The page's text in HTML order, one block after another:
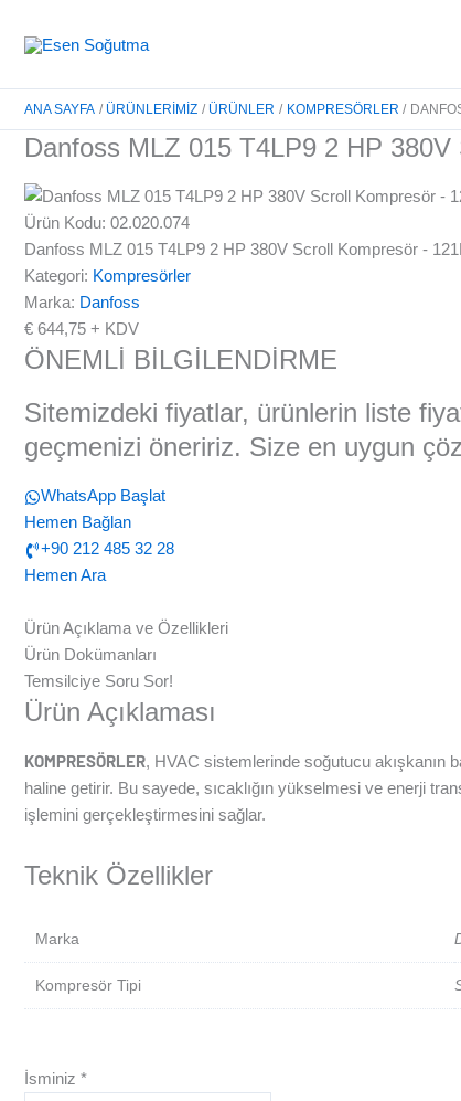
ANA SAYFA ÜRÜNLERIMIZ ÜRÜNLER KOMPRESÖRLER
Danfoss MLZ 015 T4LP9 2 HP
Ürün Kodu: 02.020.074
Danfoss MLZ 015 T4LP9 2 HP 380V Scroll Kompresör -
Kategori: Kompresörler
Marka: Danfoss
€ 644,75 + KDV
ÖNEMLİ BİLGİLENDİRME
Sitemizdeki fiyatlar, ürünlerin liste
geçmenizi öneririz. Size en uygun
WhatsApp Başlat
Hemen Bağlan
+90 212 485 32 28
Hemen Ara
Ürün Açıklama ve Özellikleri
Ürün Dokümanları
Temsilciye Soru Sor!
Ürün Açıklaması
KOMPRESÖRLER, HVAC sistemlerinde soğutucu akışkanın
haline getirir. Bu sayede, sıcaklığın yükselmesi ve enerji
işlemini gerçekleştirmesini sağlar.
Teknik Özellikler
Marka
Kompresör Tipi
İsminiz *